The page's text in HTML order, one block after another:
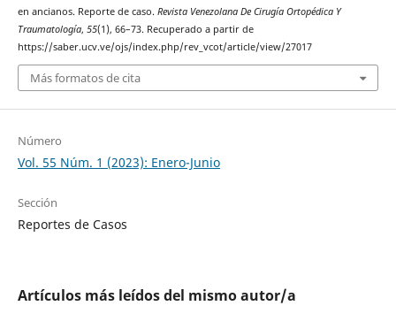
en ancianos. Reporte de caso. Revista Venezolana De Cirugía Ortopédica Y
Traumatología, 55(1), 66–73. Recuperado a partir de
https://saber.ucv.ve/ojs/index.php/rev_vcot/article/view/27017
Más formatos de cita
Número
Vol. 55 Núm. 1 (2023): Enero-Junio
Sección
Reportes de Casos
Artículos más leídos del mismo autor/a